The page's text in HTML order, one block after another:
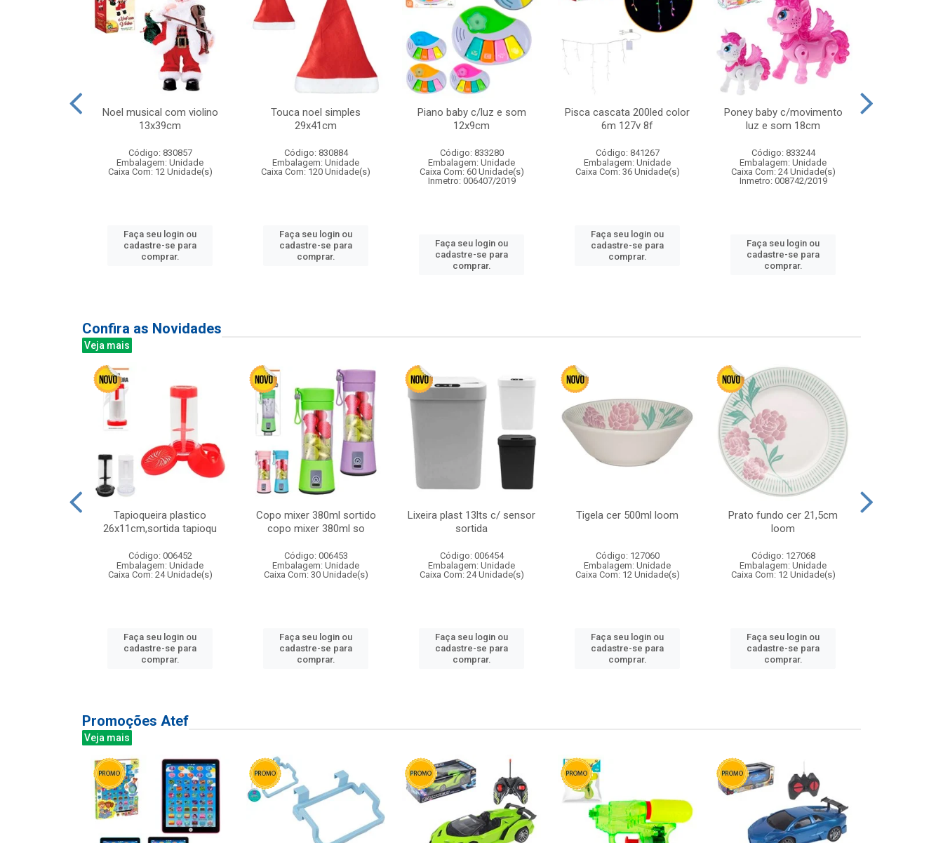
Noel musical com violino
13x39cm
Código: 830857
Embalagem: Unidade
Caixa Com: 12 Unidade(s)
Faça seu login ou
cadastre-se para
comprar.
Touca noel simples
29x41cm
Código: 830884
Embalagem: Unidade
Caixa Com: 120 Unidade(s)
Faça seu login ou
cadastre-se para
comprar.
Piano baby c/luz e som
12x9cm
Código: 833280
Embalagem: Unidade
Caixa Com: 60 Unidade(s)
Inmetro: 006407/2019
Faça seu login ou
cadastre-se para
comprar.
Pisca cascata 200led color
6m 127v 8f
Código: 841267
Embalagem: Unidade
Caixa Com: 36 Unidade(s)
Faça seu login ou
cadastre-se para
comprar.
Poney baby c/movimento
luz e som 18cm
Código: 833244
Embalagem: Unidade
Caixa Com: 24 Unidade(s)
Inmetro: 008742/2019
Faça seu login ou
cadastre-se para
comprar.
Confira as Novidades
Veja mais
Tapioqueira plastico
26x11cm,sortida tapioqu
Código: 006452
Embalagem: Unidade
Caixa Com: 24 Unidade(s)
Faça seu login ou
cadastre-se para
comprar.
Copo mixer 380ml sortido
copo mixer 380ml so
Código: 006453
Embalagem: Unidade
Caixa Com: 30 Unidade(s)
Faça seu login ou
cadastre-se para
comprar.
Lixeira plast 13lts c/ sensor
sortida
Código: 006454
Embalagem: Unidade
Caixa Com: 24 Unidade(s)
Faça seu login ou
cadastre-se para
comprar.
Tigela cer 500ml loom
Código: 127060
Embalagem: Unidade
Caixa Com: 12 Unidade(s)
Faça seu login ou
cadastre-se para
comprar.
Prato fundo cer 21,5cm
loom
Código: 127068
Embalagem: Unidade
Caixa Com: 12 Unidade(s)
Faça seu login ou
cadastre-se para
comprar.
Promoções Atef
Veja mais